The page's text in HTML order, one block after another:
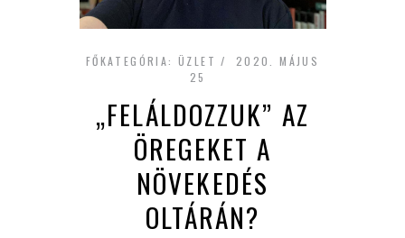
FŐKATEGÓRIA: ÜZLET
2020. MÁJUS
25
„FELÁLDOZZUK” AZ
ÖREGEKET A
NÖVEKEDÉS
OLTÁRÁN?